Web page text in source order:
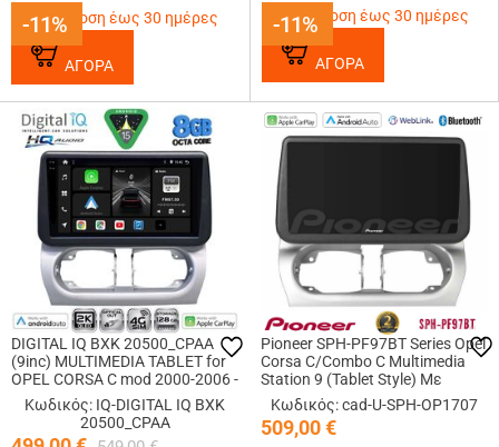
-11%
-11%
Παράδοση έως 30 ημέρες
ΑΓΟΡΑ
-11%
-11%
Παράδοση έως 30 ημέρες
ΑΓΟΡΑ
DIGITAL IQ BXK 20500_CPAA
(9inc) MULTIMEDIA TABLET for
OPEL CORSA C mod 2000-2006 -
TIGRA mod. 2004-2009
Κωδικός: IQ-DIGITAL IQ BXK
20500_CPAA
Pioneer SPH-PF97BT Series Opel
Corsa C/Combo C Multimedia
Station 9 (Tablet Style) Με
Carplay &amp; Android Auto
Κωδικός: cad-U-SPH-OP1707
509,00€